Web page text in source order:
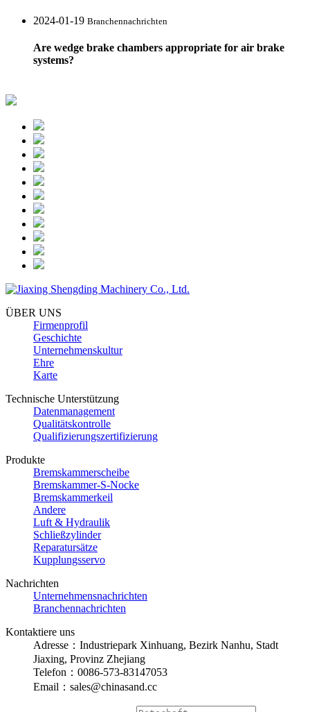
2024-01-19 Branchennachrichten
Are wedge brake chambers appropriate for air brake
systems?
ÜBER UNS
Firmenprofil
Geschichte
Unternehmenskultur
Ehre
Karte
Technische Unterstützung
Datenmanagement
Qualitätskontrolle
Qualifizierungszertifizierung
Produkte
Bremskammerscheibe
Bremskammer-S-Nocke
Bremskammerkeil
Andere
Luft & Hydraulik
Schließzylinder
Reparatursätze
Kupplungsservo
Nachrichten
Unternehmensnachrichten
Branchennachrichten
Kontaktiere uns
Adresse：Industriepark Xinhuang, Bezirk Nanhu, Stadt
Jiaxing, Provinz Zhejiang
Telefon：0086-573-83147053
Email：sales@chinasand.cc